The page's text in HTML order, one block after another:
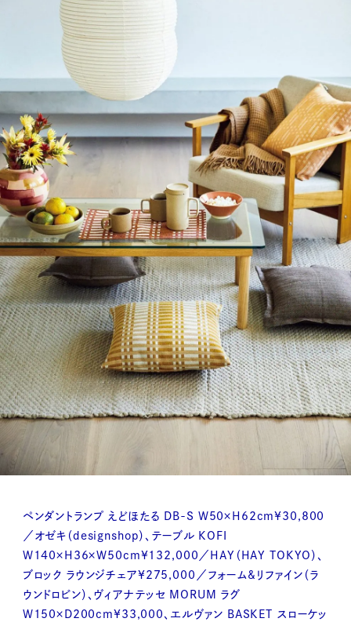
ペンダントランプ えどほたる DB-S W50×H62cm¥30,800
／オゼキ（designshop）、テーブル KOFI
W140×H36×W50cm¥132,000／HAY（HAY TOKYO）、
ブロック ラウンジチェア¥275,000／フォーム&リファイン（ラ
ウンドロビン）、ヴィアナテッセ MORUM ラグ
W150×D200cm¥33,000、エルヴァン BASKET スローケッ